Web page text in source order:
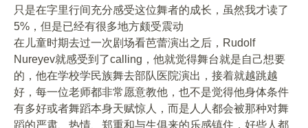
只是在字里行间充分感受这位舞者的成长，虽然我才读了
5%，但是已经有很多地方颇受震动
在儿童时期去过一次剧场看芭蕾演出之后，Rudolf
Nureyev就感受到了calling，他就觉得舞台就是自己想要
的，他在学校学民族舞去部队医院演出，接着就越跳越
好，每一位老师都非常愿意教他，也不是觉得他身体条件
有多好或者舞蹈本身天赋惊人，而是人人都会被那种对舞
蹈的严肃、热情、郑重和与生俱来的乐感镇住，好些人都